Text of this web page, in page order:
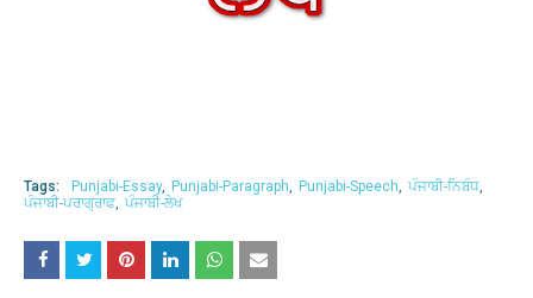
Tags: Punjabi-Essay Punjabi-Paragraph Punjabi-Speech
ਪੰਜਾਬੀ-ਨਿਬੰਧ
ਪੰਜਾਬੀ-ਪਰਾਗ੍ਰਾਫ ਪੰਜਾਬੀ-ਲੇਖ